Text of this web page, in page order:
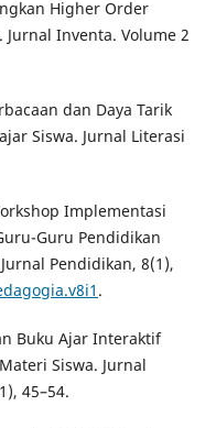
Higher Order
Jurnal Inventa. Volume 2
dan Daya Tarik
Siswa. Jurnal Literasi
Implementasi
Guru Pendidikan
Pendidikan, 8(1),
.
Buku Ajar Interaktif
Siswa. Jurnal
45–54.